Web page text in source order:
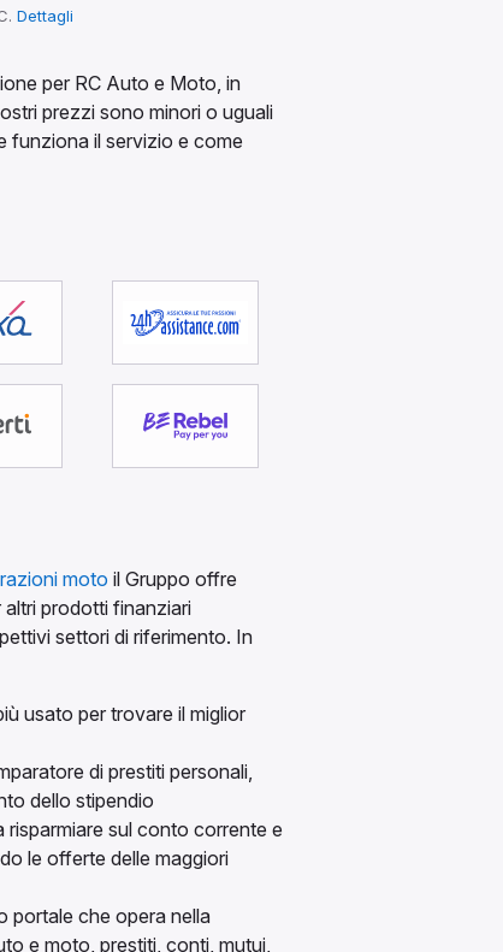
Dettagli
per RC Auto e Moto, in
prezzi sono minori o uguali
funziona il servizio e come
moto il Gruppo offre
prodotti finanziari
settori di riferimento. In
usato per trovare il miglior
di prestiti personali,
dello stipendio
risparmiare sul conto corrente e
le offerte delle maggiori
portale che opera nella
e moto, prestiti, conti, mutui,